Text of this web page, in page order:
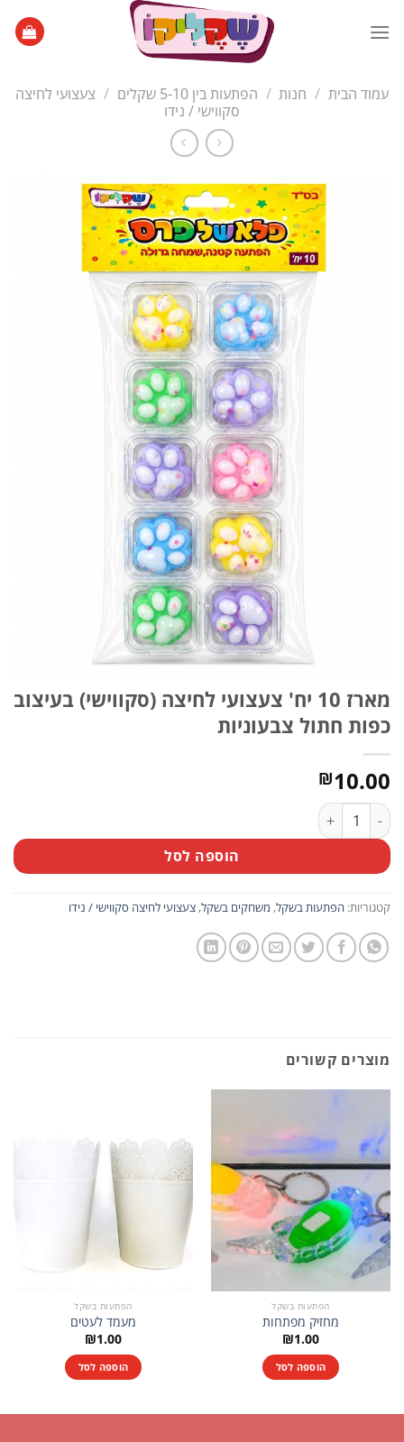
עמוד הבית / חנות / הפתעות בין 5-10 שקלים / צעצועי לחיצה
סקווישי / נידו
מארז 10 יח' צעצועי לחיצה (סקווישי) בעיצוב
כפות חתול צבעוניות
₪10.00
כמות של מארז 10 יח' צעצועי לחיצה (סקווישי) בעיצוב כפות חתול צבעוניות
הוספה לסל
קטגוריות: הפתעות בשקל, משחקים בשקל, צעצועי לחיצה סקווישי / נידו
מוצרים קשורים
הפתעות בשקל
מחזיק מפתחות
₪1.00
הוספה לסל
הפתעות בשקל
מעמד לעטים
₪1.00
הוספה לסל